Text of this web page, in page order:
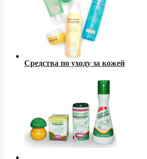
Средства по уходу за кожей